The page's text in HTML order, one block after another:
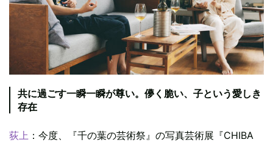
共に過ごす一瞬一瞬が尊い。儚く脆い、子という愛しき
存在
荻上 ：今度、『千の葉の芸術祭』の写真芸術展『CHIBA